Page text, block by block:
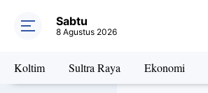
Sabtu
8 Agustus 2026
Koltim Sultra Raya Ekonomi